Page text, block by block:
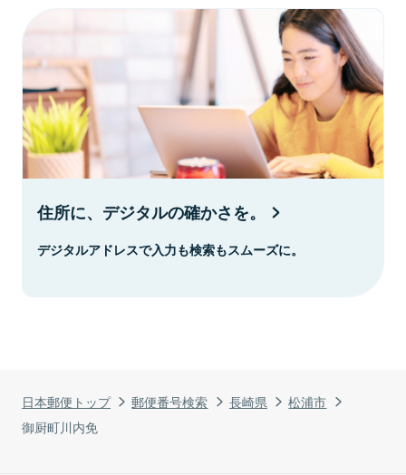
日本郵便トップ 郵便番号検索 長崎県
松浦市
御厨町川内免
住所に、デジタルの確かさを。
デジタルアドレスで入力も検索もスムーズに。